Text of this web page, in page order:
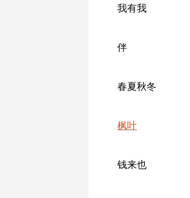
我有我
伴
春夏秋冬
枫叶
钱来也